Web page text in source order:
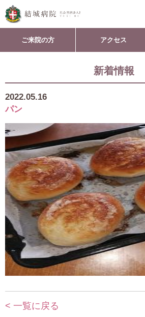
ご来院の方 アクセス
新着情報
2022.05.16
パン
< 一覧に戻る